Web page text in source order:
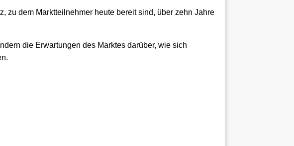
zu dem Marktteilnehmer heute bereit sind, über zehn Jahre
die Erwartungen des Marktes darüber, wie sich